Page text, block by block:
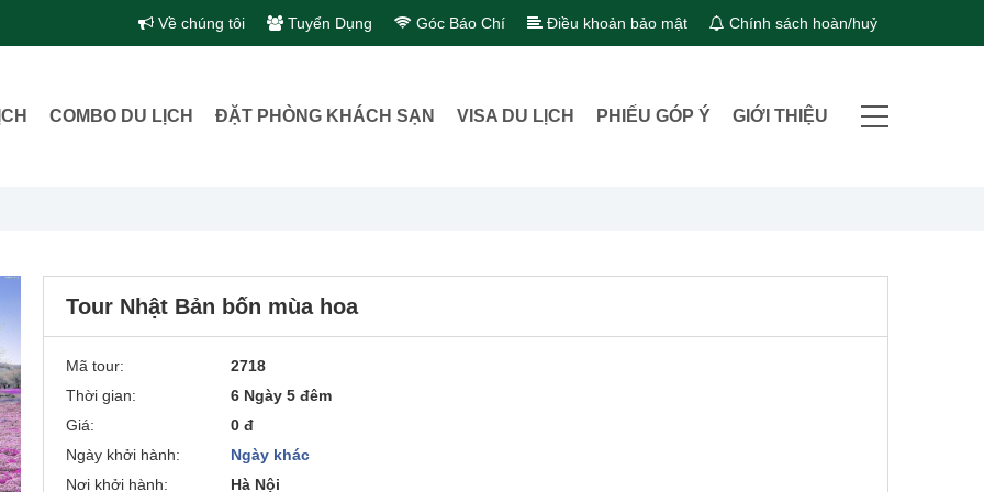
Về chúng tôi Tuyển Dụng Góc Báo Chí Điều khoản bảo mật Chính sách hoàn/huỷ
COMBO DU LỊCH ĐẶT PHÒNG KHÁCH SẠN VISA DU LỊCH PHIẾU GÓP Ý GIỚI THIỆU
Tour Nhật Bản bốn mùa hoa
Mã tour:
2718
Thời gian:
6 Ngày 5 đêm
Giá:
0 đ
Ngày khởi hành:
Ngày khác
Nơi khởi hành:
Hà Nội